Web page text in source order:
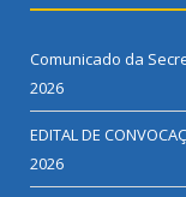
Comunicado da
2026
EDITAL DE
2026